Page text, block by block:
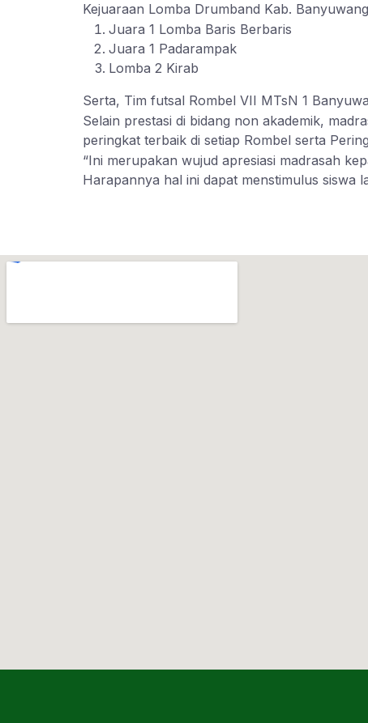
Kejuaraan Lomba Drumband Kab.
Juara 1 Lomba Baris Berbaris
Juara 1 Padarampak
Lomba 2 Kirab
Serta, Tim futsal Rombel VII MTsN 1
Selain prestasi di bidang non akademik,
peringkat terbaik di setiap Rombel serta
“Ini merupakan wujud apresiasi madrasah
Harapannya hal ini dapat menstimulus siswa